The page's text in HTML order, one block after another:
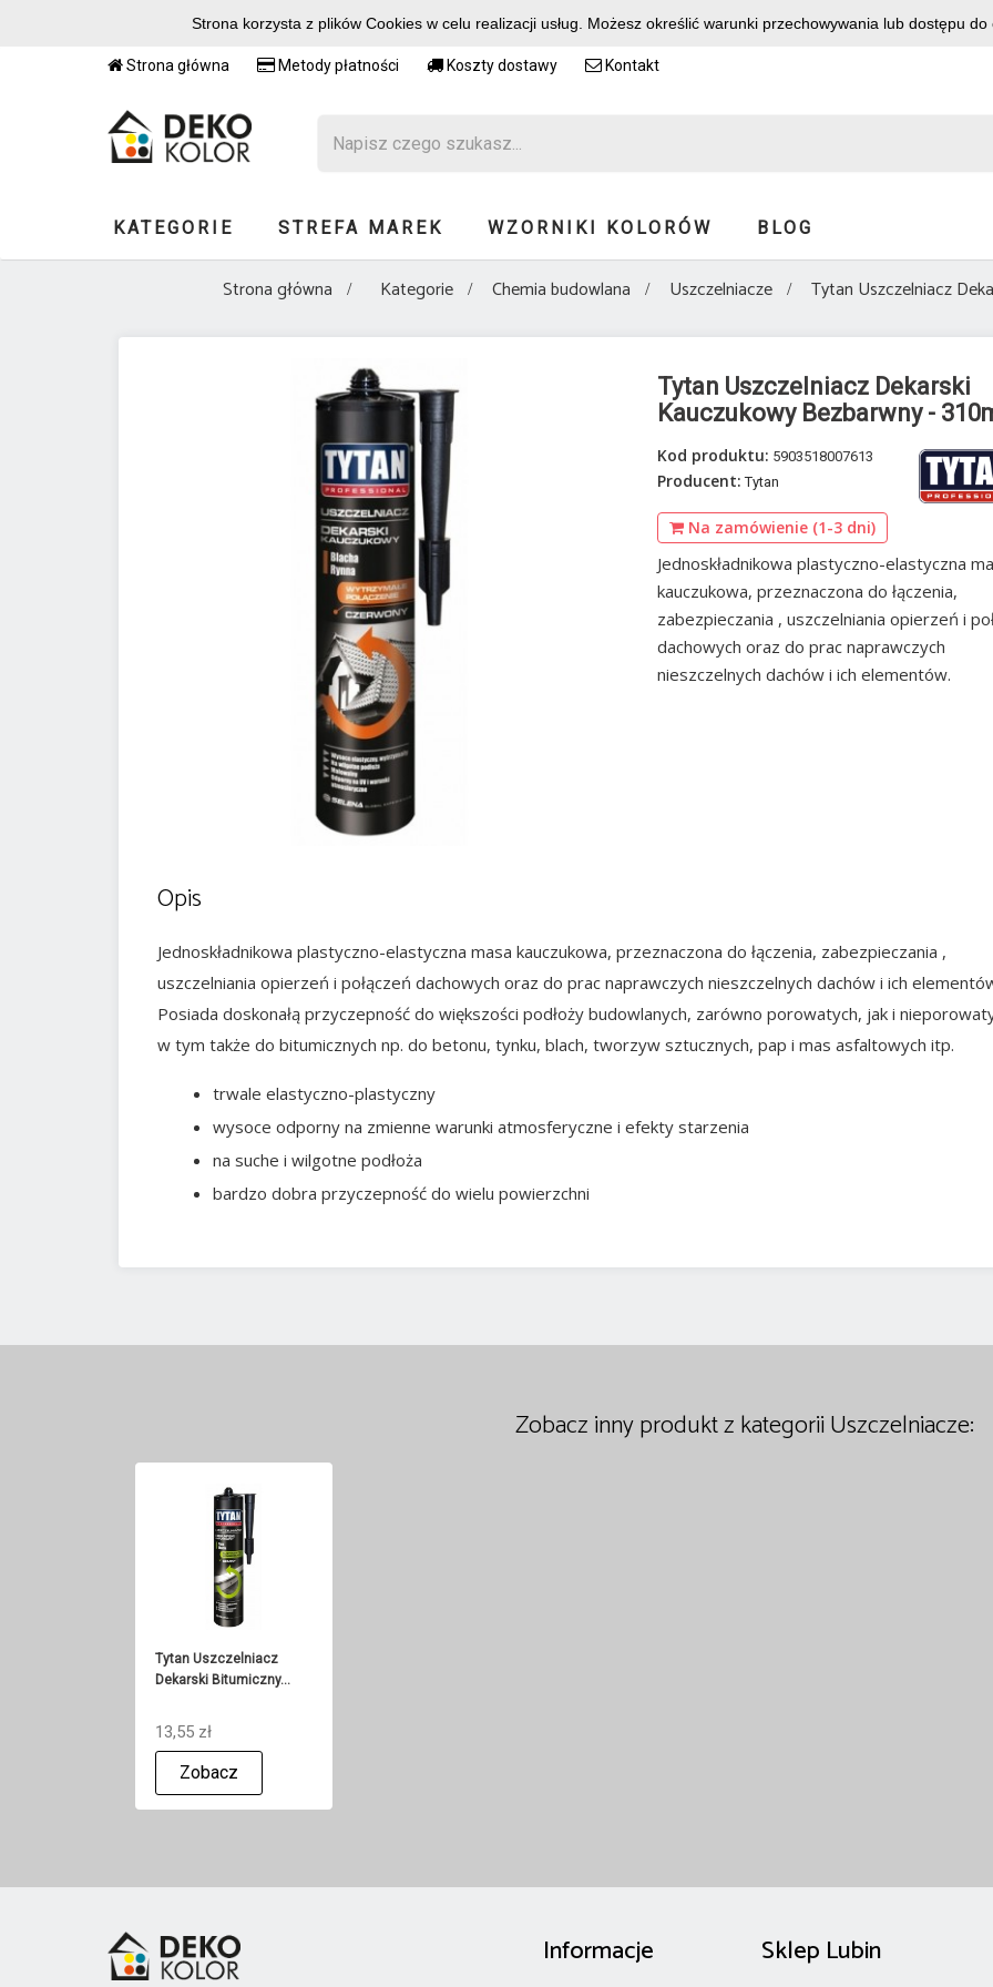
Strona korzysta z plików Cookies w celu realizacji usług. Możesz określić warunki przechowywania lub dostępu
Strona główna Metody płatności Koszty dostawy Kontakt
KATEGORIE STREFA MAREK WZORNIKI KOLORÓW BLOG
Strona główna Kategorie Chemia budowlana Uszczelniacze Tytan Uszczelniacz
Tytan Uszczelniacz Dekarski
Kauczukowy Bezbarwny -
Kod produktu: 5903518007613
Producent: Tytan
Na zamówienie (1-3 dni)
Jednoskładnikowa plastyczno-elastyczna
kauczukowa, przeznaczona do łączenia,
zabezpieczania , uszczelniania opierzeń i
dachowych oraz do prac naprawczych
nieszczelnych dachów i ich elementów.
Opis
Jednoskładnikowa plastyczno-elastyczna masa kauczukowa, przeznaczona do łączenia, zabezpieczania ,
uszczelniania opierzeń i połączeń dachowych oraz do prac naprawczych nieszczelnych dachów i ich
Posiada doskonałą przyczepność do większości podłoży budowlanych, zarówno porowatych, jak i
w tym także do bitumicznych np. do betonu, tynku, blach, tworzyw sztucznych, pap i mas asfaltowych itp.
trwale elastyczno-plastyczny
wysoce odporny na zmienne warunki atmosferyczne i efekty starzenia
na suche i wilgotne podłoża
bardzo dobra przyczepność do wielu powierzchni
Zobacz inny produkt z kategorii Uszczelniacze:
Tytan Uszczelniacz
Dekarski Bitumiczny...
13,55 zł
Zobacz
Informacje Sklep Lubin